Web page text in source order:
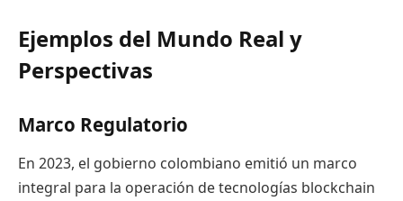
Ejemplos del Mundo Real y
Perspectivas
Marco Regulatorio
En 2023, el gobierno colombiano emitió un marco
integral para la operación de tecnologías blockchain